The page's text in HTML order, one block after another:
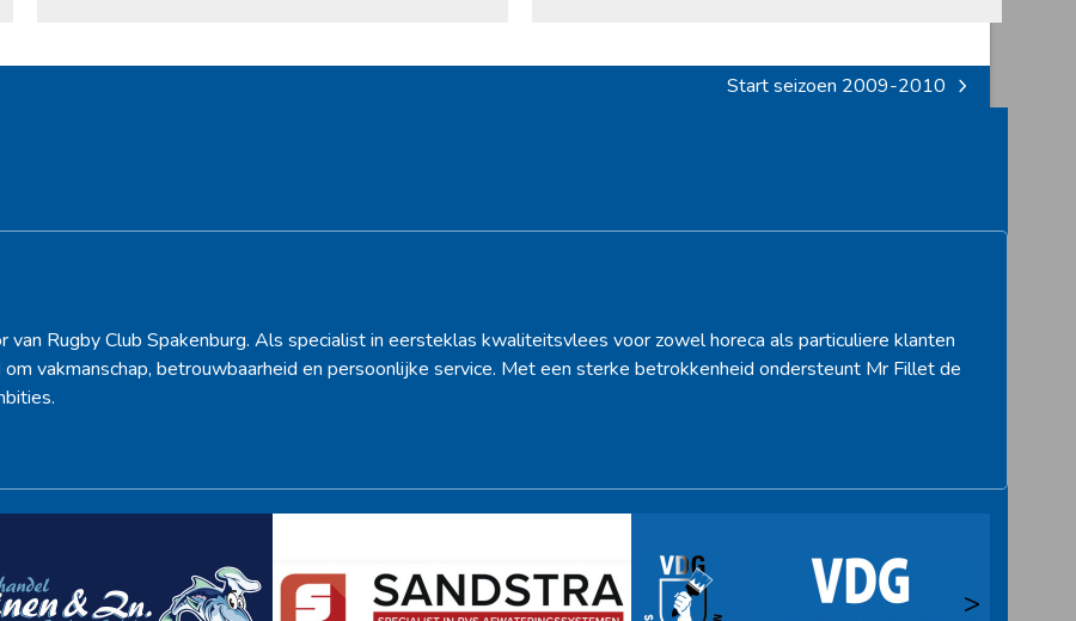
next
Start seizoen 2009-2010
van Rugby Club Spakenburg. Als specialist in eersteklas kwaliteitsvlees voor zowel horeca als particuliere klanten
vakmanschap, betrouwbaarheid en persoonlijke service. Met een sterke betrokkenheid ondersteunt Mr Fillet de
>